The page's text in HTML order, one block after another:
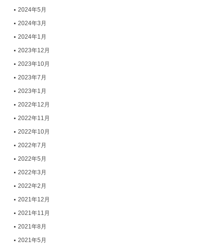
2024年5月
2024年3月
2024年1月
2023年12月
2023年10月
2023年7月
2023年1月
2022年12月
2022年11月
2022年10月
2022年7月
2022年5月
2022年3月
2022年2月
2021年12月
2021年11月
2021年8月
2021年5月